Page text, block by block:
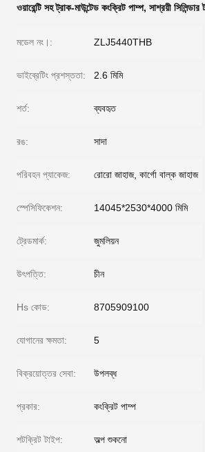
ওয়ারেন্টি সহ ট্রাক-মাউন্টেড কংক্রিট পাম্প, সাশ্রয়ী
মডেল নং।: ZLJ5440THB
ভাইব্রেটিং প্রশস্ততা: 2.6 মিমি
শর্ত: ব্যবহৃত
রঙ: সাদা
পরিবহন প্যাকেজ: রোরো জাহাজ, কার্গো বাল্ক জাহাজ
স্পেসিফিকেশন: 14045*2530*4000 মিমি
ট্রেডমার্ক: জুমলিয়ন
উৎপত্তি: চীন
Hs কোড: 8705909100
যোগানের ক্ষমতা: 5
বিক্রয়োত্তর সেবা: উপলব্ধ
প্রকার: কংক্রিট পাম্প
শটক্রিট টাইপ: অল্প শুকনো